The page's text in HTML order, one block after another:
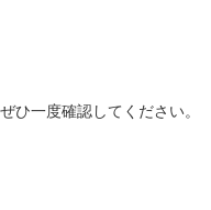
ひ一度確認してください。